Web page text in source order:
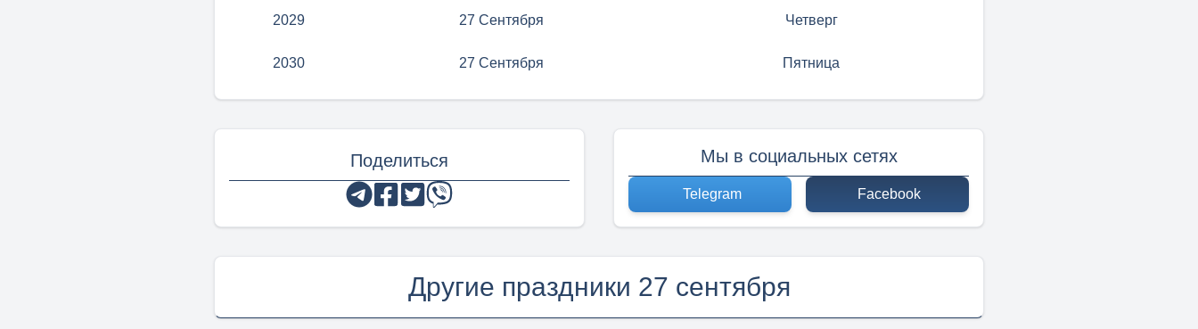
2029 27 Сентября Четверг
2030 27 Сентября Пятница
Поделиться Мы в социальных сетях
Telegram Facebook
Другие праздники 27 сентября